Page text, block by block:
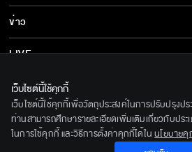
ซีรีส์นานาชาติ
การ์ตูน & เกม
รายการทั้งหมด
ข่าว
ข่าวทั้งหมด
ข่าวประชาสัมพันธ์
LIVE
เกี่ยวกับเรา
BEC World
รู้จักเรา
ติดตามเราได้ที่
เว็บไซต์นี้ใช้คุกกี้
เว็บไซต์นี้ใช้คุกกี้เพื่อวัตถุประสงค์ในการปรับปรุงป
ท่านสามารถศึกษารายละเอียดเพิ่มเติมเกี่ยวกับปร
ในการใช้คุกกี้ และวิธีการตั้งค่าคุกกี้ได้ใน นโยบาย